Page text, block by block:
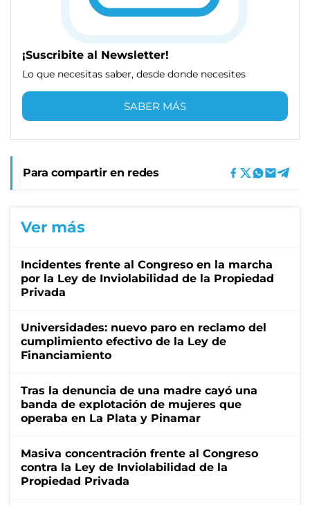
¡Suscribite al Newsletter!
Lo que necesitas saber, desde donde necesites
SABER MÁS
Para compartir en redes
Ver más
Incidentes frente al Congreso en la marcha
por la Ley de Inviolabilidad de la Propiedad
Privada
Universidades: nuevo paro en reclamo del
cumplimiento efectivo de la Ley de
Financiamiento
Tras la denuncia de una madre cayó una
banda de explotación de mujeres que
operaba en La Plata y Pinamar
Masiva concentración frente al Congreso
contra la Ley de Inviolabilidad de la
Propiedad Privada